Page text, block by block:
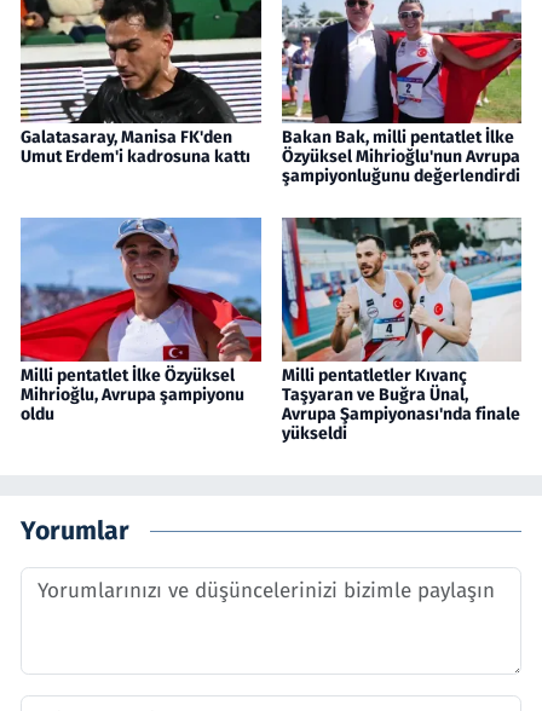
Galatasaray, Manisa FK'den
Umut Erdem'i kadrosuna kattı
Bakan Bak, milli pentatlet İlke
Özyüksel Mihrioğlu'nun Avrupa
şampiyonluğunu değerlendirdi
Milli pentatlet İlke Özyüksel
Mihrioğlu, Avrupa şampiyonu
oldu
Milli pentatletler Kıvanç
Taşyaran ve Buğra Ünal,
Avrupa Şampiyonası'nda finale
yükseldi
Yorumlar